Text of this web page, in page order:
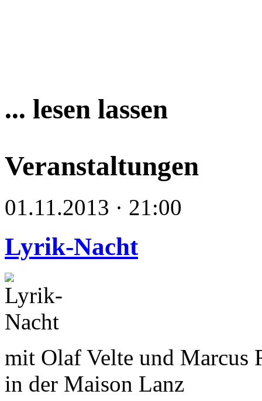
... lesen lassen
Veranstaltungen
01.11.2013 · 21:00
Lyrik-Nacht
mit Olaf Velte und Marcus
in der Maison Lanz